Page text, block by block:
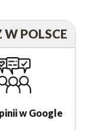
W POLSCE
w Google